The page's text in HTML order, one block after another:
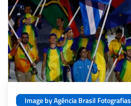
Image by Agência Brasil Fotografias